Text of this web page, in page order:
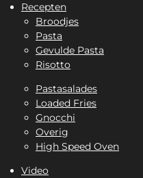
Recepten
Broodjes
Pasta
Gevulde Pasta
Risotto
Pastasalades
Loaded Fries
Gnocchi
Overig
High Speed Oven
Video